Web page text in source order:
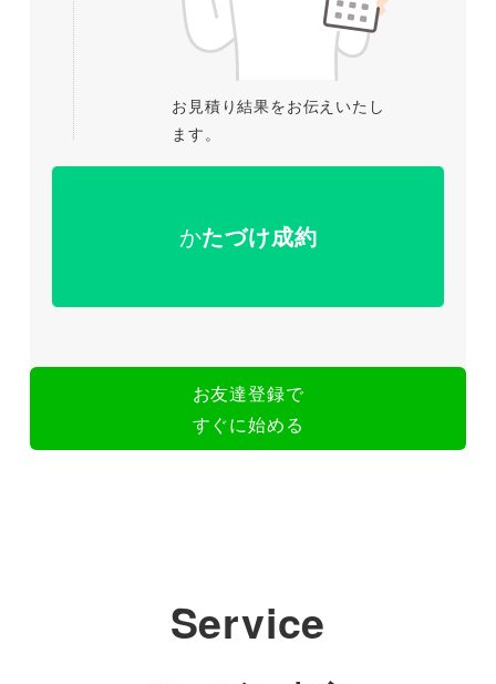
お見積り結果をお伝えいたし
ます。
かたづけ成約
お友達登録で
すぐに始める
Service